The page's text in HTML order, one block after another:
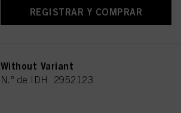
REGISTRAR Y COMPRAR
Without Variant
N.º de IDH 2952123